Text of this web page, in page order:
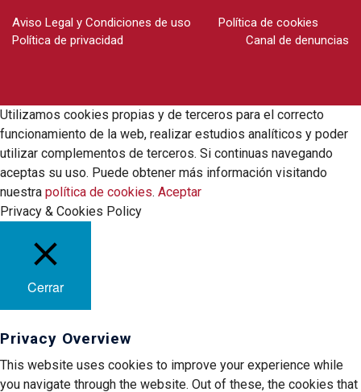
Aviso Legal y Condiciones de uso
Política de cookies
Política de privacidad
Canal de denuncias
Utilizamos cookies propias y de terceros para el correcto
funcionamiento de la web, realizar estudios analíticos y poder
utilizar complementos de terceros. Si continuas navegando
aceptas su uso. Puede obtener más información visitando
nuestra política de cookies. Aceptar
Privacy & Cookies Policy
Cerrar
Privacy Overview
This website uses cookies to improve your experience while
you navigate through the website. Out of these, the cookies that